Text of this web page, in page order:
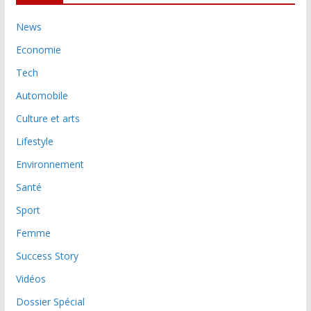
News
Economie
Tech
Automobile
Culture et arts
Lifestyle
Environnement
Santé
Sport
Femme
Success Story
Vidéos
Dossier Spécial